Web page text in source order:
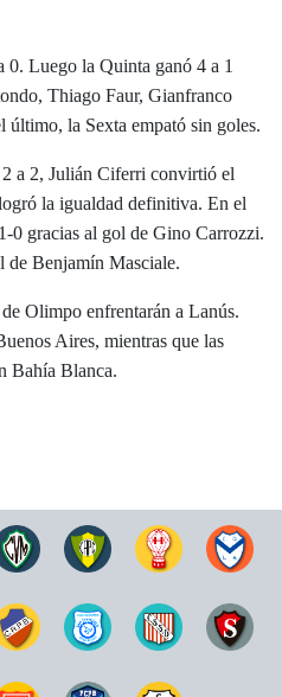
0. Luego la Quinta ganó 4 a 1
Thiago Faur, Gianfranco
la Sexta empató sin goles.
a 2, Julián Ciferri convirtió el
la igualdad definitiva. En el
0 gracias al gol de Gino Carrozzi.
de Benjamín Masciale.
Olimpo enfrentarán a Lanús.
Aires, mientras que las
Bahía Blanca.